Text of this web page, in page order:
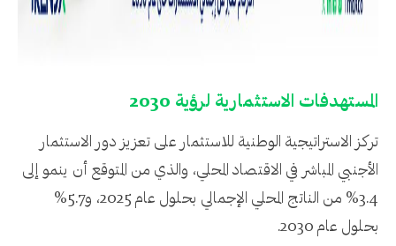
المستهدفات الاستثمارية لرؤية 2030
تركز الاستراتيجية الوطنية للاستثمار على تعزيز دور الاستثمار
الأجنبي المباشر في الاقتصاد المحلي، والذي من المتوقع أن ينمو إلى
3.4% من الناتج المحلي الإجمالي بحلول عام 2025، و5.7%
بحلول عام 2030.